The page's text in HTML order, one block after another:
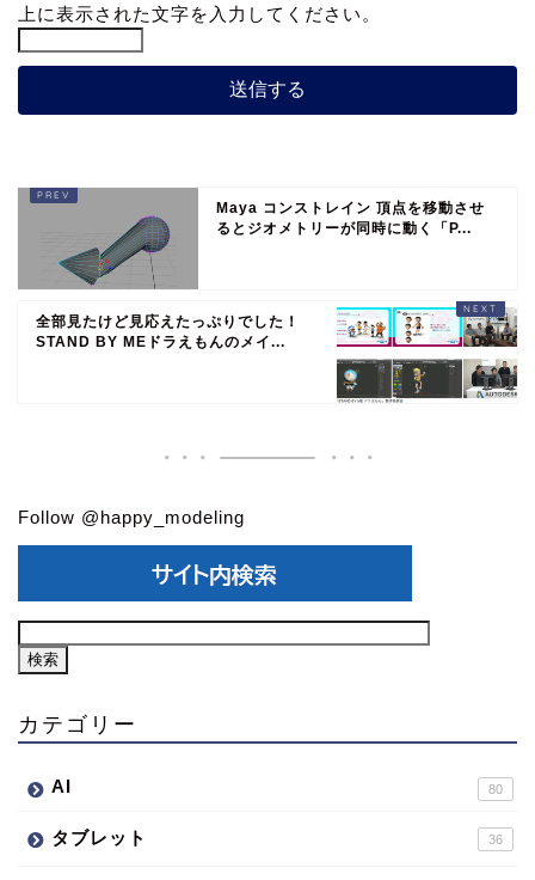
上に表示された文字を入力してください。
Maya コンストレイン 頂点を移動させ
るとジオメトリーが同時に動く「P...
全部見たけど見応えたっぷりでした！
STAND BY MEドラえもんのメイ...
Follow @happy_modeling
カテゴリー
AI 80
タブレット 36